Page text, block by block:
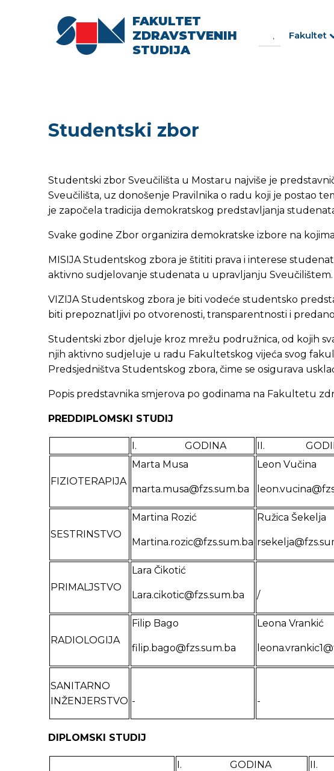
FAKULTET
ZDRAVSTVENIH
STUDIJA
for:
Fakultet
Studentski zbor
Studentski zbor Sveučilišta u Mostaru najviše je
Sveučilišta, uz donošenje Pravilnika o radu koji je postao
je započela tradicija demokratskog predstavljanja
Svake godine Zbor organizira demokratske izbore na
MISIJA Studentskog zbora je štititi prava i interese
aktivno sudjelovanje studenata u upravljanju Sveučilištem.
VIZIJA Studentskog zbora je biti vodeće studentsko
biti prepoznatljivi po otvorenosti, transparentnosti i
Studentski zbor djeluje kroz mrežu podružnica, od kojih
njih aktivno sudjeluje u radu Fakultetskog vijeća svog
Predsjedništva Studentskog zbora, čime se osigurava
Popis predstavnika smjerova po godinama na Fakultetu
PREDDIPLOMSKI STUDIJ
I. GODINA II.
FIZIOTERAPIJA
Marta Musa
marta.musa@fzs.sum.ba
Leon Vučina
SESTRINSTVO
Martina Rozić
Martina.rozic@fzs.sum.ba
Ružica Šekelja
PRIMALJSTVO
Lara Čikotić
Lara.cikotic@fzs.sum.ba /
RADIOLOGIJA
Filip Bago
filip.bago@fzs.sum.ba
Leona Vrankić
SANITARNO
INŽENJERSTVO - -
DIPLOMSKI STUDIJ
I. GODINA II.